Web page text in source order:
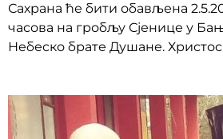
Сахрана ће бити обављена
часова на гробљу Сјенице у
Небеско брате Душане.